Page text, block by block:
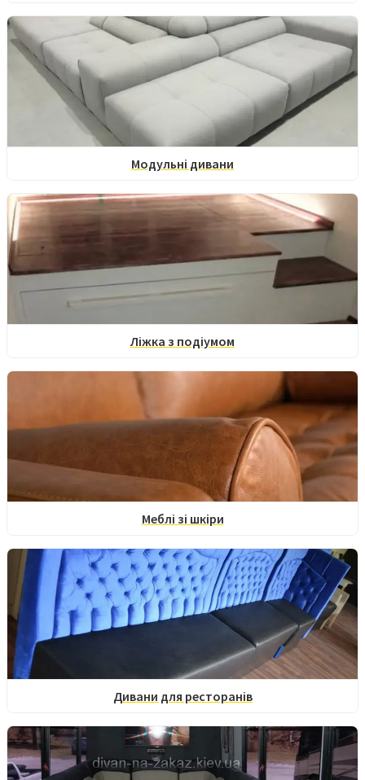
Модульні дивани
Ліжка з подіумом
Меблі зі шкіри
Дивани для ресторанів